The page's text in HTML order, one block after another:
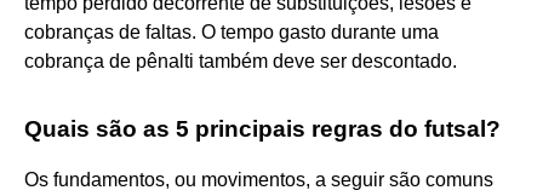
cobranças de faltas. O tempo gasto durante uma
cobrança de pênalti também deve ser descontado.
Quais são as 5 principais regras do futsal?
Os fundamentos, ou movimentos, a seguir são comuns